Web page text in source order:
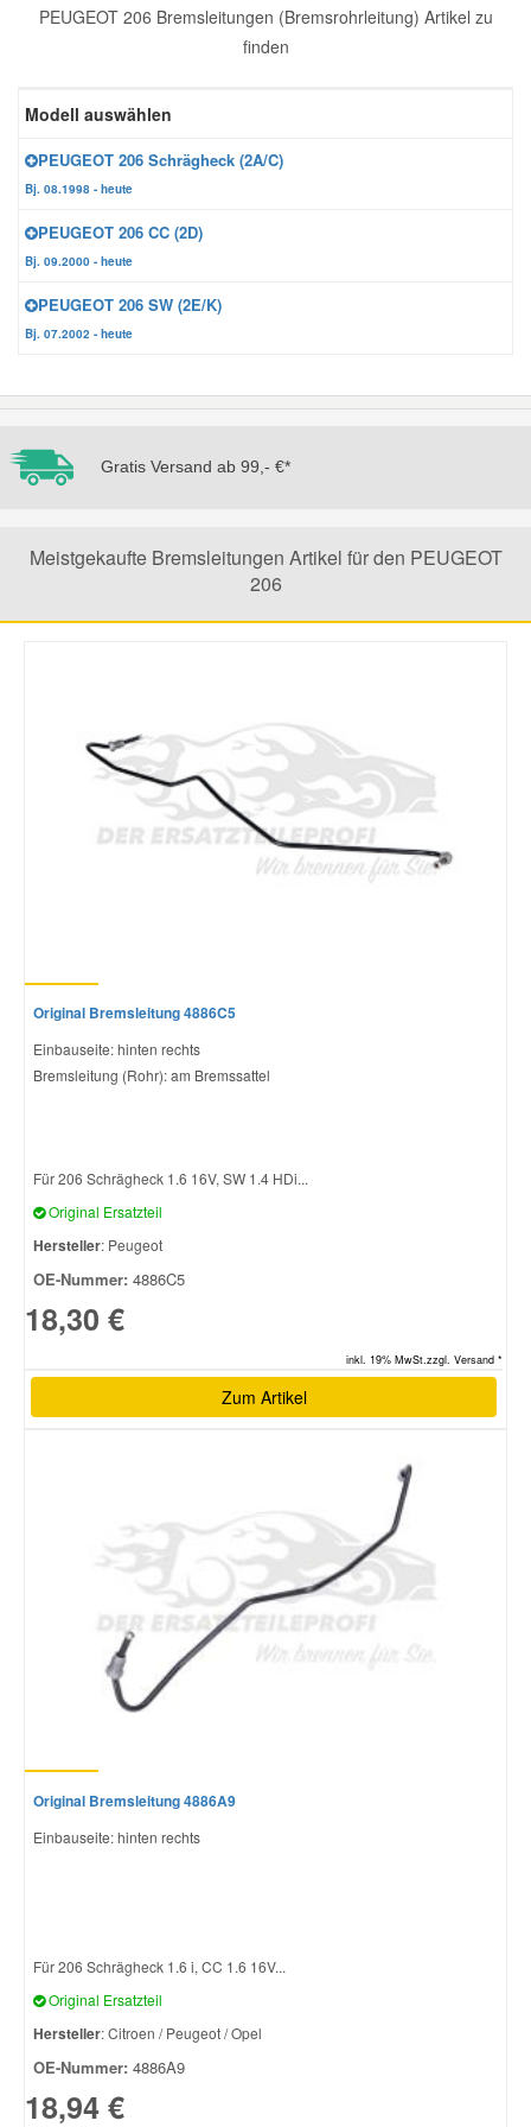
PEUGEOT 206 Bremsleitungen (Bremsrohrleitung) Artikel zu
finden
Modell auswählen
PEUGEOT 206 Schrägheck (2A/C)
Bj. 08.1998 - heute
PEUGEOT 206 CC (2D)
Bj. 09.2000 - heute
PEUGEOT 206 SW (2E/K)
Bj. 07.2002 - heute
Gratis Versand ab 99,- €*
Meistgekaufte Bremsleitungen Artikel für den PEUGEOT
206
Original Bremsleitung 4886C5
Einbauseite: hinten rechts
Bremsleitung (Rohr): am Bremssattel
Für 206 Schrägheck 1.6 16V, SW 1.4 HDi...
Original Ersatzteil
Hersteller: Peugeot
OE-Nummer: 4886C5
18,30 €
inkl. 19% MwSt.zzgl. Versand *
Zum Artikel
Original Bremsleitung 4886A9
Einbauseite: hinten rechts
Für 206 Schrägheck 1.6 i, CC 1.6 16V...
Original Ersatzteil
Hersteller: Citroen / Peugeot / Opel
OE-Nummer: 4886A9
18,94 €
Zündanlage und Glühanlage
Karosserie Werkzeug
Werkstattbedarf
Winter-Autozubehör
Daihatsu Ersatzteile
Dodge Ersatzteile
Honda Ersatzteile
Hyundai Ersatzteile
Kia Ersatzteile
Mitsubishi Ersatzteile
Seat Ersatzteile
Skoda Ersatzteile
Suzuki Ersatzteile
Toyota Ersatzteile
Vauxhall Ersatzteile